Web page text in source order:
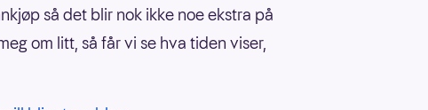
så det blir nok ikke noe ekstra på
om litt, så får vi se hva tiden viser,